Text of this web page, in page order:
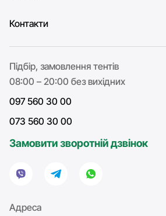
Контакти
Підбір, замовлення тентів
08:00 – 20:00 без вихідних
097 560 30 00
073 560 30 00
Замовити зворотній дзвінок
Адреса